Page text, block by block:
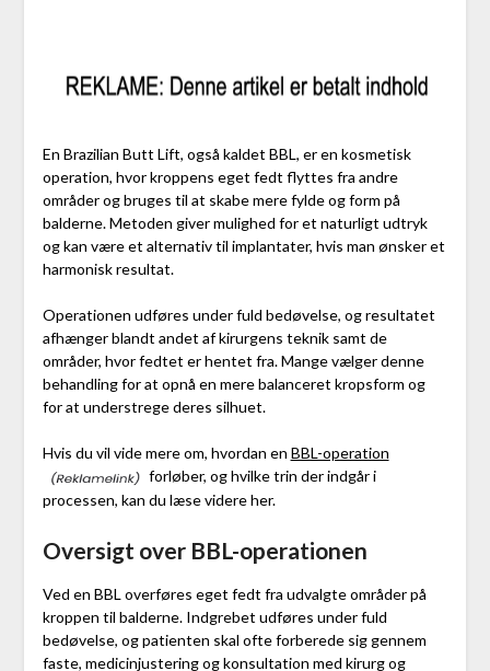
En Brazilian Butt Lift, også kaldet BBL, er en kosmetisk
operation, hvor kroppens eget fedt flyttes fra andre
områder og bruges til at skabe mere fylde og form på
balderne. Metoden giver mulighed for et naturligt udtryk
og kan være et alternativ til implantater, hvis man ønsker et
harmonisk resultat.
Operationen udføres under fuld bedøvelse, og resultatet
afhænger blandt andet af kirurgens teknik samt de
områder, hvor fedtet er hentet fra. Mange vælger denne
behandling for at opnå en mere balanceret kropsform og
for at understrege deres silhuet.
Hvis du vil vide mere om, hvordan en BBL-operation
forløber, og hvilke trin der indgår i
processen, kan du læse videre her.
Oversigt over BBL-operationen
Ved en BBL overføres eget fedt fra udvalgte områder på
kroppen til balderne. Indgrebet udføres under fuld
bedøvelse, og patienten skal ofte forberede sig gennem
faste, medicinjustering og konsultation med kirurg og